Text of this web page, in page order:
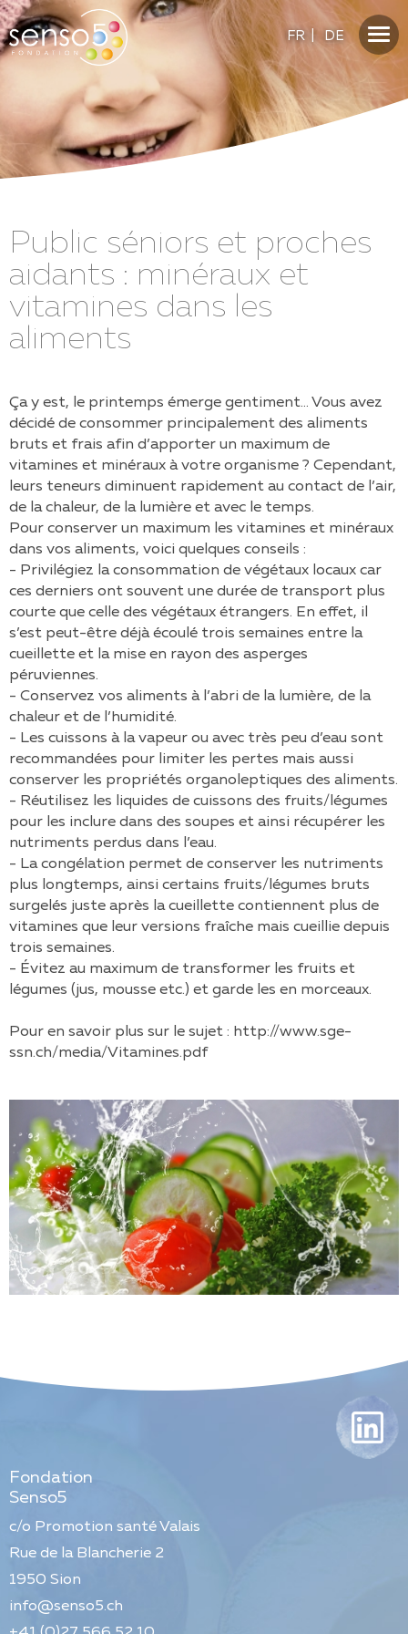
FR | DE
Public séniors et proches
aidants : minéraux et
vitamines dans les
aliments
Ça y est, le printemps émerge gentiment… Vous avez
décidé de consommer principalement des aliments
bruts et frais afin d’apporter un maximum de
vitamines et minéraux à votre organisme ? Cependant,
leurs teneurs diminuent rapidement au contact de l’air,
de la chaleur, de la lumière et avec le temps.
Pour conserver un maximum les vitamines et minéraux
dans vos aliments, voici quelques conseils :
- Privilégiez la consommation de végétaux locaux car
ces derniers ont souvent une durée de transport plus
courte que celle des végétaux étrangers. En effet, il
s’est peut-être déjà écoulé trois semaines entre la
cueillette et la mise en rayon des asperges
péruviennes.
- Conservez vos aliments à l’abri de la lumière, de la
chaleur et de l’humidité.
- Les cuissons à la vapeur ou avec très peu d’eau sont
recommandées pour limiter les pertes mais aussi
conserver les propriétés organoleptiques des aliments.
- Réutilisez les liquides de cuissons des fruits/légumes
pour les inclure dans des soupes et ainsi récupérer les
nutriments perdus dans l’eau.
- La congélation permet de conserver les nutriments
plus longtemps, ainsi certains fruits/légumes bruts
surgelés juste après la cueillette contiennent plus de
vitamines que leur versions fraîche mais cueillie depuis
trois semaines.
- Évitez au maximum de transformer les fruits et
légumes (jus, mousse etc.) et garde les en morceaux.
Pour en savoir plus sur le sujet : http://www.sge-
ssn.ch/media/Vitamines.pdf
Fondation
Senso5
c/o Promotion santé Valais
Rue de la Blancherie 2
1950 Sion
info@senso5.ch